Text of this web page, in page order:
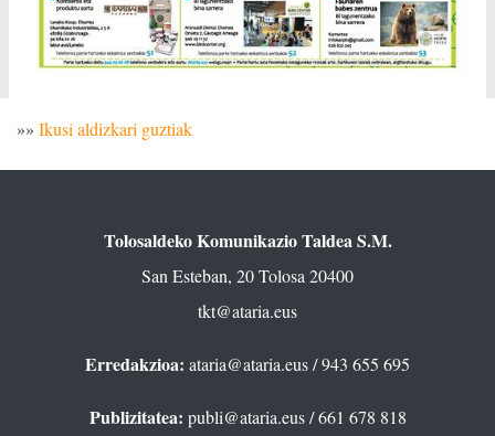
»» Ikusi aldizkari guztiak
Tolosaldeko Komunikazio Taldea S.M.
San Esteban, 20 Tolosa 20400
tkt@ataria.eus
Erredakzioa: ataria@ataria.eus/ 943 655 695
Publizitatea: publi@ataria.eus/ 661 678 818